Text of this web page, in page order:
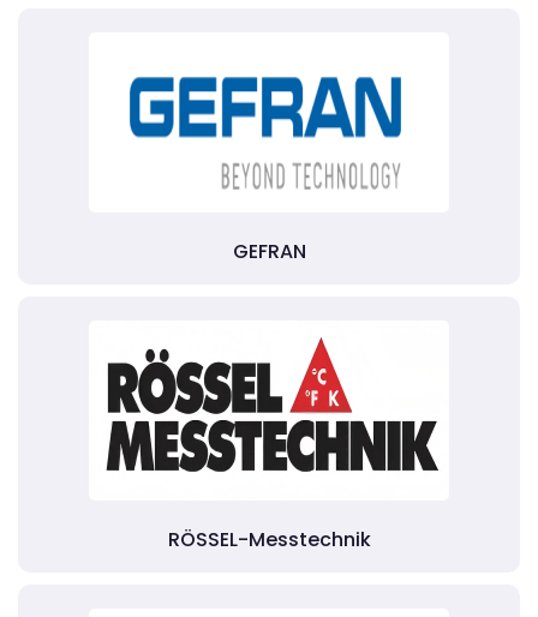
GEFRAN
RÖSSEL-Messtechnik